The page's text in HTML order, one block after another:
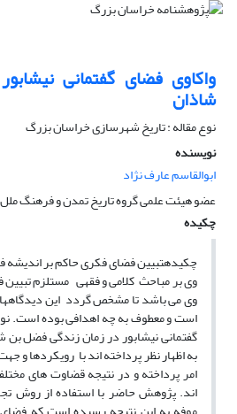
واکاوی فضای گفتمانی
شاذان
نوع مقاله : تاریخ شهرسازی خراسان بزرگ
نویسنده
ابوالقاسم عارف نژاد
عضو هیئت علمی گروه تاریخ تمدن و فرهنگ ملل
چکیده
چکیدهتبیین فضای فکری حاکم بر
وی بر مباحث کلامی و فقهی مستلزم تبیین
وی می باشد تا مشخص گردد این
است و معطوف به چه اهدافی بوده است.
گفتمانی نیشابور در زمان زندگی فضل
به اظهار نظر پرداخته اند با رویکردها و
امر پرداخته و در نتیجه قضاوت های
اند. پژوهش حاضر با استفاده از روش